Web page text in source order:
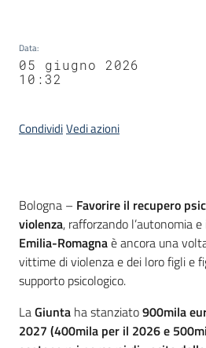
Data:
05 giugno 2026
10:32
CondividiVedi azioni
Contenuto
Bologna – Favorire il recupero
violenza, rafforzando l’autonomia
Emilia-Romagnaè ancora una
vittime di violenza e dei loro figli e
supporto psicologico.
LaGiunta ha stanziato900mila
2027 (400mila per il 2026 e